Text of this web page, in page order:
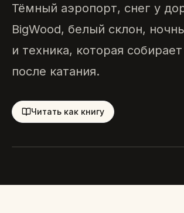
Тёмный аэропорт, снег у
BigWood, белый склон,
и техника, которая
после катания.
Читать как книгу